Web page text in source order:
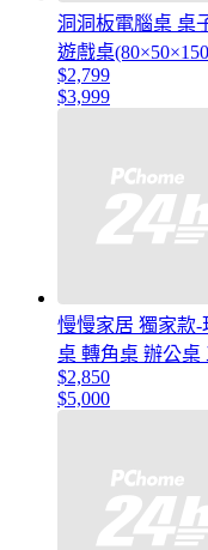
洞洞板電腦桌 桌
遊戲桌
$2,799
$3,999
慢慢家居 獨家款-
桌 轉角桌 辦公桌
$2,850
$5,000